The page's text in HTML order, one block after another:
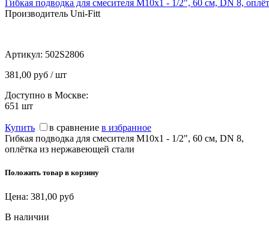
Гибкая подводка для смесителя М10х1 - 1/2", 60 см, DN 8,
Производитель Uni-Fitt
Артикул: 502S2806
381,00 руб / шт
Доступно в Москве:
651 шт
Купить в сравнение в избранное
Гибкая подводка для смесителя М10х1 - 1/2", 60 см, DN 8,
оплётка из нержавеющей стали
Положить товар в корзину
Цена: 381,00 руб
В наличии